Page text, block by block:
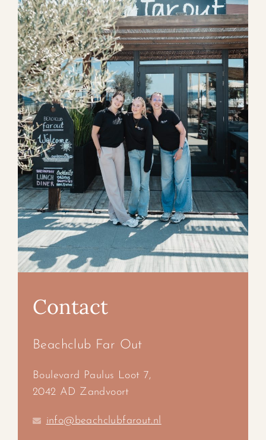
Contact
Beachclub Far Out
Boulevard Paulus Loot 7,
2042 AD Zandvoort
info@beachclubfarout.nl